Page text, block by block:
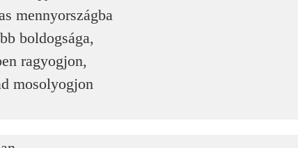
mennyországba
boldogsága,
ragyogjon,
mosolyogjon